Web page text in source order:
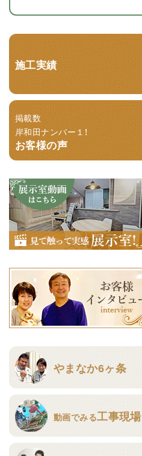
施工実績
掲載数
岸和田ナンバー１！
お客様の声
やまなか6ヶ条
動画でみる工事現場